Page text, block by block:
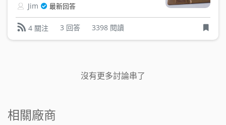
Jim 最新回答
4 關注 3 回答 3398 閱讀
沒有更多討論串了
相關廠商